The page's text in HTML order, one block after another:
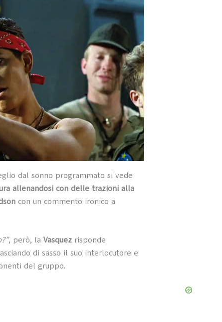
dal sonno programmato si vede
allenandosi con delle trazioni alla
con un commento ironico a
, però, la Vasquez risponde
di sasso il suo interlocutore e
del gruppo.